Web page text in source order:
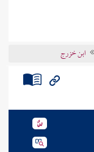
ابن خزرج